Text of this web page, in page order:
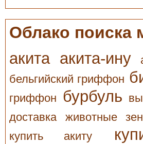
Облако поиска
акита акита-ину
бельгийский гриффон
гриффон бурбуль
доставка
животные
купить акиту